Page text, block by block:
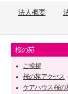
法人概要
桜の苑
ご挨拶
桜の苑アクセス
ケアハウス 桜の